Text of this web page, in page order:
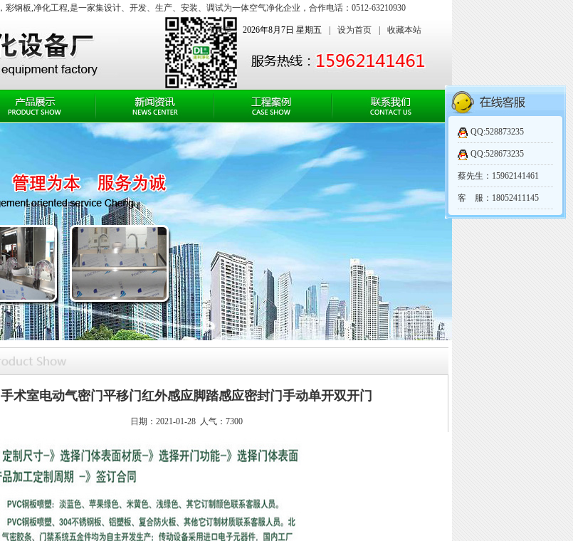
，彩钢板,净化工程,是一家集设计、开发、生产、安装、调试为一体空气净化企业，合作电话：0512-63210930
今天是： 2026年8月7日 星期五 设为首页 收藏本站
手术室电动气密门平移门红外感应脚踏感应密封门手动单开双开门
日期：2021-01-28 人气：7300
QQ:528873235
QQ:528673235
蔡先生：15962141461
客 服：18052411145